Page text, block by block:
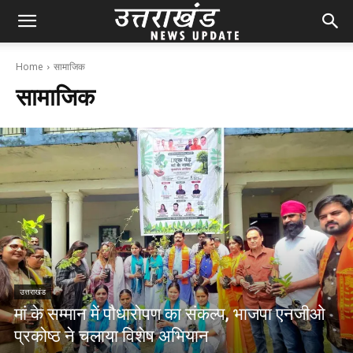
Home सामाजिक
सामाजिक
उत्तराखंड
मां के सम्मान में पौधारोपण का संकल्प, भाजपा एनजीओ
प्रकोष्ठ ने चलाया विशेष अभियान